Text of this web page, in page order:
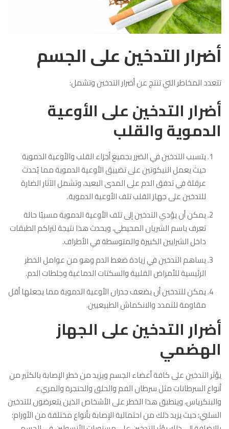
أضرار التدخين على الجسم
تتعدد المخاطر التي تنتج عن أضرار التدخين وتشمل:
أضرار التدخين على الأوعية
الدموية والقلب
يتسبب التدخين في الضرر بجميع أجزاء القلب والأوعية الدموية
حيث يعمل النيكوتين على تضييق الأوعية الدموية مما يُحدث
عرقلة في تدفق الدم على المدى البعيد، وتشمل الآثار الضارة
للتدخين على جهاز القلب تلف الأوعية الدموية.
يمكن أن يؤدي التدخين إلى تلف الأوعية الدموية مسببًا حالة
تعرف باسم الشريان المحيطي، ويحدث هذا نتيجة لتراكم الطبقات
داخل الشرايين الكبيرة والمتوسطة في الأطراف.
يساهم التدخين في زيادة ضغط الدم وهو من عوامل الخطر
الرئيسية للأمراض القلبية والسكتات الدماغية وجلطات الدم.
يمكن للتدخين أن يضعف جدران الأوعية الدموية مما يجعلها أقل
مقاومة للتمدد والانكماش الطبيعيين.
أضرار التدخين على الجهاز
الهضمي
يؤثر التدخين على كافة أعضاء الجسم ويزيد من خطر الإصابة بالكثير من
أنواع السرطانات مثل سرطان الفم والحلق والحنجرة والمريء
والبنكرياس، وينطبق هذا الخطر على الأشخاص الذين يتعرضون للتدخين
السلبي؛ حيث يزيد ذلك من احتمالية الإصابة بأنواع مختلفة من الأورام؛